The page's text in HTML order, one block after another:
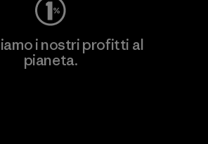
i nostri profitti al
pianeta.